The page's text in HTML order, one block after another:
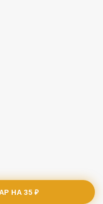
НА35 ₽